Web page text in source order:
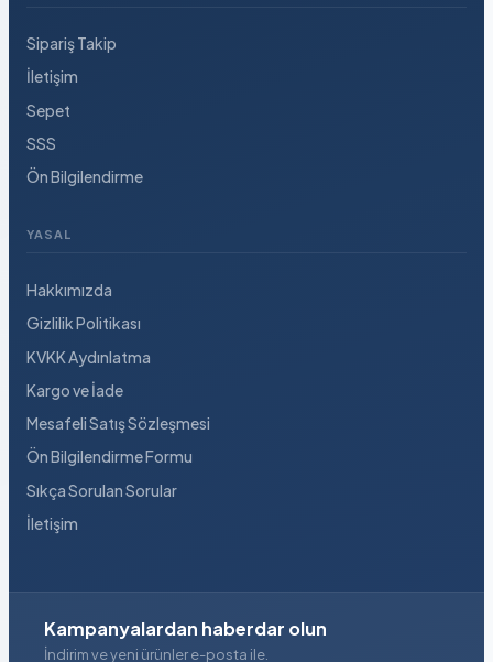
Sipariş Takip
İletişim
Sepet
SSS
Ön Bilgilendirme
YASAL
Hakkımızda
Gizlilik Politikası
KVKK Aydınlatma
Kargo ve İade
Mesafeli Satış Sözleşmesi
Ön Bilgilendirme Formu
Sıkça Sorulan Sorular
İletişim
Kampanyalardan haberdar olun
İndirim ve yeni ürünler e-posta ile.